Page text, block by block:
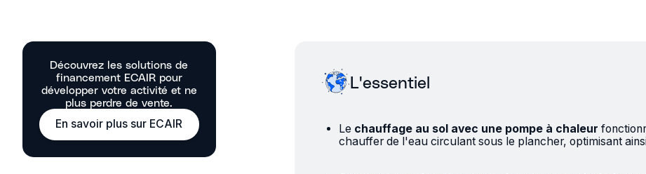
Découvrez les solutions de
financement ECAIR pour
développer votre activité et ne
plus perdre de vente.
En savoir plus sur ECAIR
L'essentiel
Le chauffage au sol avec une pompe à chaleur
chauffer de l'eau circulant sous le plancher, optimisant